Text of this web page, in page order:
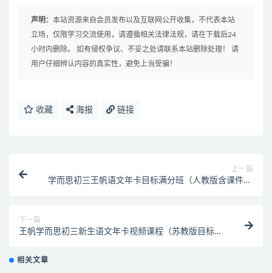
声明： 本站资源来自会员发布以及互联网公开收集，不代表本站
立场，仅限学习交流使用，请遵循相关法律法规，请在下载后24
小时内删除。 如有侵权争议、不妥之处请联系本站删除处理！ 请
用户仔细辨认内容的真实性，避免上当受骗！
收藏 海报 链接
上一篇
学而思初三王帆语文年卡目标满分班（人教版含课件60
下一篇
王帆学而思初三新生语文年卡视频课程（苏教版目标满
相关文章